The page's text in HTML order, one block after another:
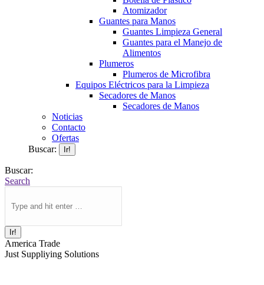
Atomizador
Guantes para Manos
Guantes Limpieza General
Guantes para el Manejo de
Alimentos
Plumeros
Plumeros de Microfibra
Equipos Eléctricos para la Limpieza
Secadores de Manos
Secadores de Manos
Noticias
Contacto
Ofertas
Buscar:
Buscar:
Search
America Trade
Just Suppliying Solutions